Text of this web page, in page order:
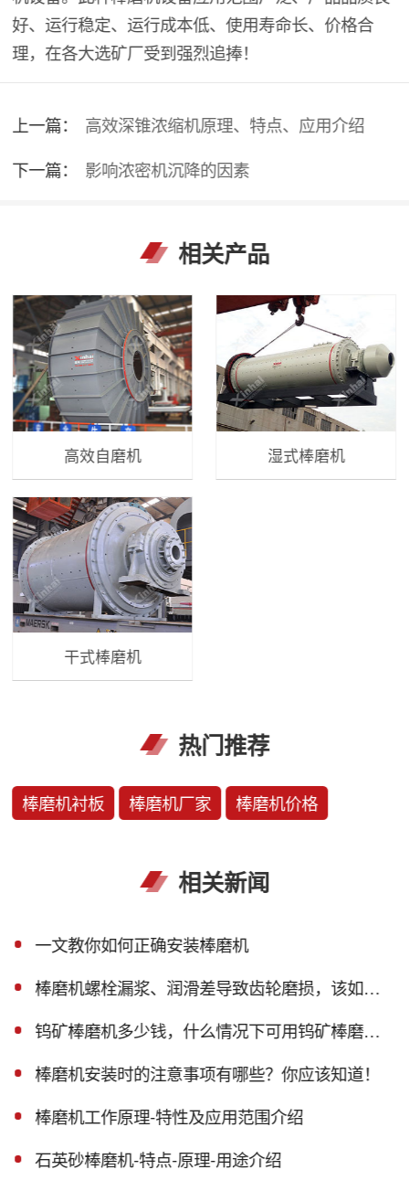
好、运行稳定、运行成本低、使用寿命长、价格合
理，在各大选矿厂受到强烈追捧！
上一篇：
高效深锥浓缩机原理、特点、应用介绍
下一篇：
影响浓密机沉降的因素
相关产品
高效自磨机 湿式棒磨机
干式棒磨机
热门推荐
棒磨机衬板 棒磨机厂家 棒磨机价格
相关新闻
一文教你如何正确安装棒磨机
棒磨机螺栓漏浆、润滑差导致齿轮磨损，该如何解决？
钨矿棒磨机多少钱，什么情况下可用钨矿棒磨机？
棒磨机安装时的注意事项有哪些？你应该知道！
棒磨机工作原理-特性及应用范围介绍
石英砂棒磨机-特点-原理-用途介绍